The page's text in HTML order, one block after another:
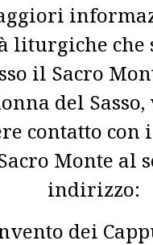
liturgiche che
il Sacro
del
contatto
Monte al
indirizzo:
dei